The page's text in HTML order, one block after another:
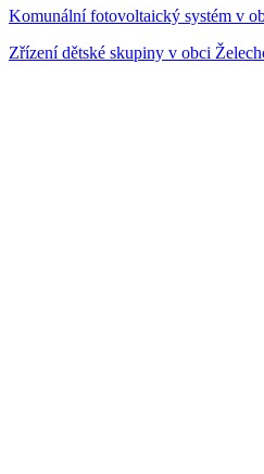
Komunální fotovoltaický systém v
Zřízení dětské skupiny v obci